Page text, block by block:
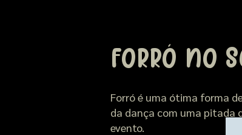
Forró no
Forró é uma ótima forma
da dança com uma pitada
evento.